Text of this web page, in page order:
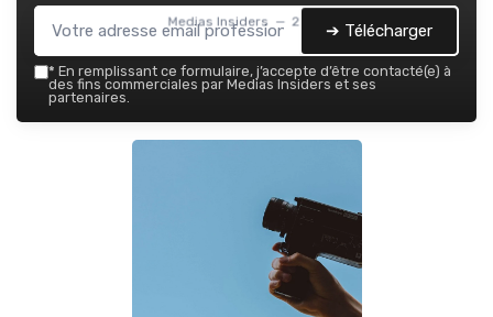
Medias Insiders — 2026
➔ Télécharger
* En remplissant ce formulaire, j’accepte d’être contacté(e) à
des fins commerciales par Medias Insiders et ses
partenaires.